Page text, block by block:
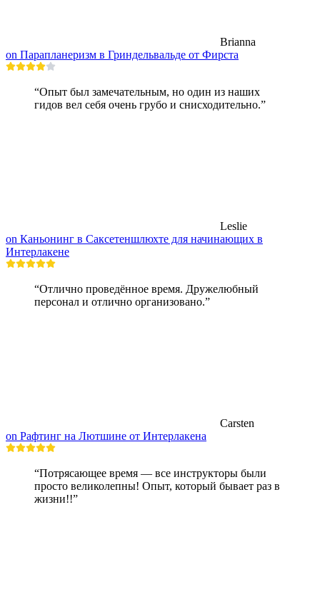
Brianna
on Парапланеризм в Гриндельвальде от Фирста
“Опыт был замечательным, но один из наших
гидов вел себя очень грубо и снисходительно.”
Leslie
on Каньонинг в Саксетеншлюхте для начинающих в
Интерлакене
“Отлично проведённое время. Дружелюбный
персонал и отлично организовано.”
Carsten
on Рафтинг на Лютшине от Интерлакена
“Потрясающее время — все инструкторы были
просто великолепны! Опыт, который бывает раз в
жизни!!”